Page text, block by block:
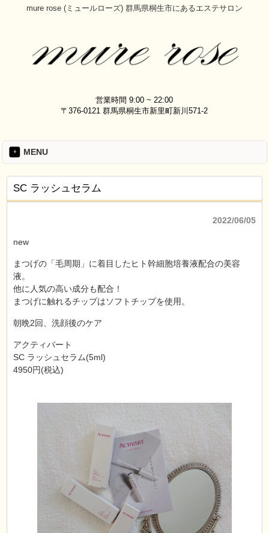
mure rose (ミュールローズ) 群馬県桐生市にあるエステサロン
営業時間 9:00 ~ 22:00
〒376-0121 群馬県桐生市新里町新川571-2
MENU
SC ラッシュセラム
2022/06/05
new
まつげの「毛周期」に着目したヒト幹細胞培養液配合の美容
液。
他に人気の高い成分も配合！
まつげに触れるチップはソフトチップを使用。
朝晩2回、洗顔後のケア
アクティバート
SC ラッシュセラム(5ml)
4950円(税込)